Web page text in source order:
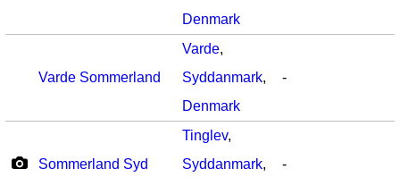
Denmark
Varde Sommerland
Varde,
Syddanmark,
Denmark
-
Sommerland Syd
Tinglev,
Syddanmark, -